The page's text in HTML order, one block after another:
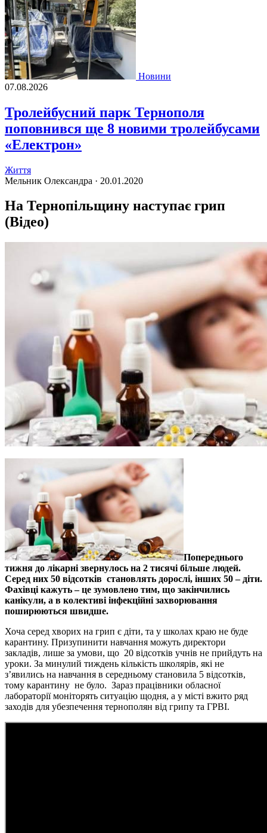
Новини
07.08.2026
Тролейбусний парк Тернополя
поповнився ще 8 новими тролейбусами
«Електрон»
Життя
Мельник Олександра · 20.01.2020
На Тернопільщину наступає грип
(Відео)
Попереднього
тижня до лікарні звернулось на 2 тисячі більше людей.
Серед них 50 відсотків становлять дорослі, інших 50 – діти.
Фахівці кажуть – це зумовлено тим, що закінчились
канікули, а в колективі інфекційні захворювання
поширюються швидше.
Хоча серед хворих на грип є діти, та у школах краю не буде
карантину. Призупинити навчання можуть директори
закладів, лише за умови, що 20 відсотків учнів не прийдуть на
уроки. За минулий тиждень кількість школярів, які не
з’явились на навчання в середньому становила 5 відсотків,
тому карантину не було. Зараз працівники обласної
лабораторії моніторять ситуацію щодня, а у місті вжито ряд
заходів для убезпечення тернополян від грипу та ГРВІ.